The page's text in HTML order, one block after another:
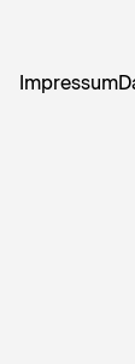
Impressum